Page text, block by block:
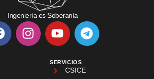
Ingeniería es Soberanía
SERVICIOS
CSICE